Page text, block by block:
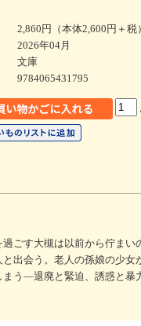
2,860円（本体2,600円＋税）
2026年04月
文庫
9784065431795
ごす大槻は以前から佇ま
出会う。老人の孫娘の少
う―退廃と緊迫、誘惑と